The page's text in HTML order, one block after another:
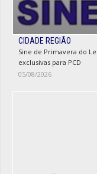
CIDADE REGIÃO
Sine de Primavera do
exclusivas para PCD
05/08/2026